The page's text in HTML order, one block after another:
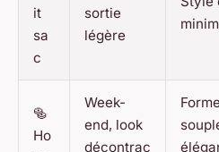
it
sa
c
sortie
légère
🥯
Ho
Week-
end, look
décontrac
Forme